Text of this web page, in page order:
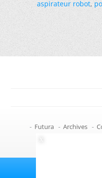
aspirateur robot,
- Futura - Archives -